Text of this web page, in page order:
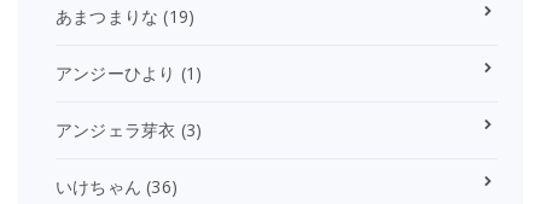
あまつまりな (19)
アンジーひより (1)
アンジェラ芽衣 (3)
いけちゃん (36)